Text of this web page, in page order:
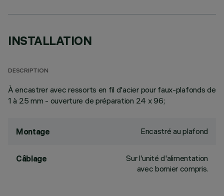
INSTALLATION
DESCRIPTION
À encastrer avec ressorts en fil d'acier pour faux-plafonds de
1 à 25 mm - ouverture de préparation 24 x 96;
Montage Encastré au plafond
Câblage
Sur l'unité d'alimentation
avec bornier compris.